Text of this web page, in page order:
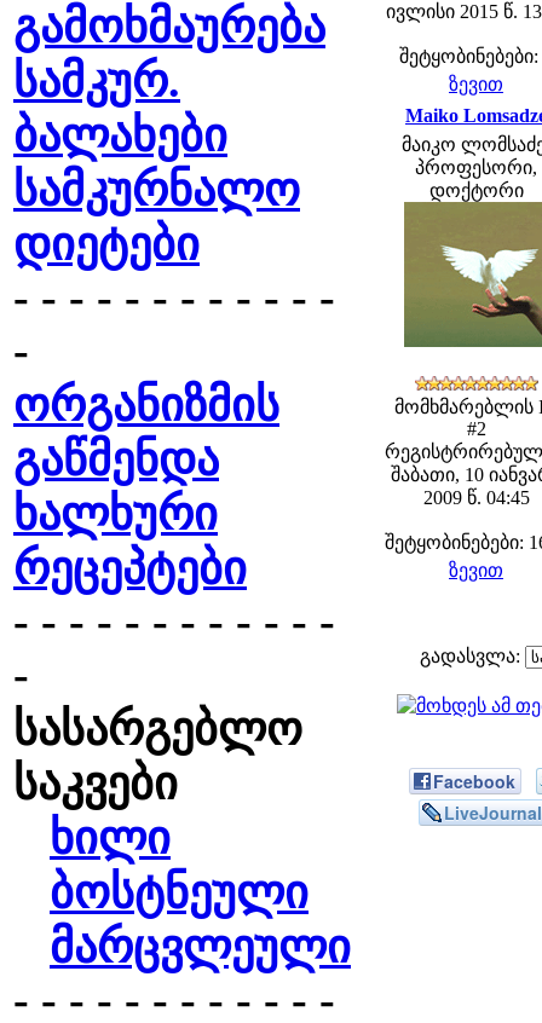
გამოხმაურება
სამკურ.
ბალახები
სამკურნალო
დიეტები
- - - - - - - - - - - -
-
ორგანიზმის
გაწმენდა
ხალხური
რეცეპტები
- - - - - - - - - - - -
-
სასარგებლო
საკვები
ხილი
ბოსტნეული
მარცვლეული
- - - - - - - - - - - -
ივლისი 2015 წ.
შეტყობინებები:
ზევით
Maiko
მაიკო
პროფესორი,
დოქტორი
მომხმარებლის
#2
შაბათი, 10
2009 წ. 04:45
შეტყობინებები:
ზევით
გადასვლა:
Facebook
LiveJournal